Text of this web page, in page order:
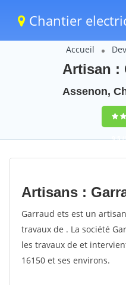
Chantier
Accueil
Artisan :
Assenon,
9,5
Artisans :
Garraud ets est un
travaux de . La société
les travaux de et
16150 et ses environs.